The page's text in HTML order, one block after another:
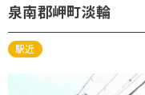
泉南郡岬町淡輪
駅近